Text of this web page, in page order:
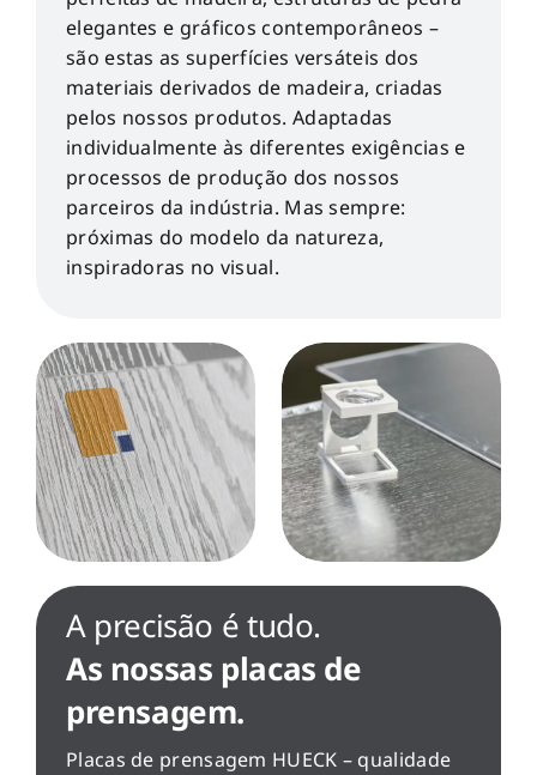
elegantes e gráficos contemporâneos –
são estas as superfícies versáteis dos
materiais derivados de madeira, criadas
pelos nossos produtos. Adaptadas
individualmente às diferentes exigências e
processos de produção dos nossos
parceiros da indústria. Mas sempre:
próximas do modelo da natureza,
inspiradoras no visual.
A precisão é tudo.
As nossas placas de
prensagem.
Placas de prensagem HUECK – qualidade